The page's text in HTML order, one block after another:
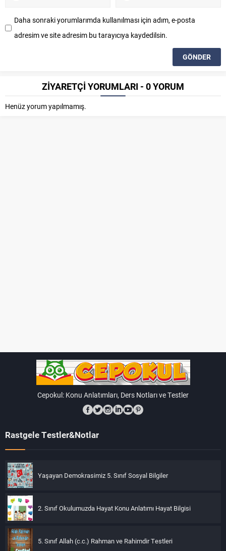
Daha sonraki yorumlarımda kullanılması için adım, e-posta
adresim ve site adresim bu tarayıcıya kaydedilsin.
ZİYARETÇİ YORUMLARI - 0 YORUM
Henüz yorum yapılmamış.
Cepokul: Konu Anlatımları, Ders Notları ve Testler
Rastgele Testler&Notlar
Yaşayan Demokrasimiz 5. Sınıf Sosyal Bilgiler
2. Sınıf Okulumuzda Hayat Konu Anlatımı Hayat Bilgisi
5. Sınıf Allah (c.c.) Rahman ve Rahimdir Testleri